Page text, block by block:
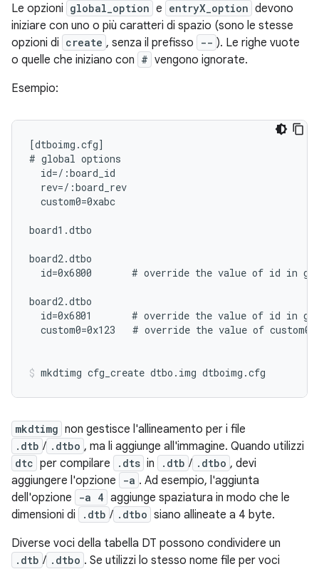
Le opzioni global_option e entryX_option devono
iniziare con uno o più caratteri di spazio (sono le stesse
opzioni di create , senza il prefisso -- ). Le righe vuote
o quelle che iniziano con # vengono ignorate.
Esempio:
[dtboimg.cfg]
# global options
  id=/:board_id
  rev=/:board_rev
  custom0=0xabc
board1.dtbo
board2.dtbo
id=0x6800       # override the value of id in
board2.dtbo
id=0x6801       # override the value of id in
custom0=0x123   # override the value of custom0
mkdtimg cfg_create dtbo.img dtboimg.cfg
mkdtimg non gestisce l'allineamento per i file
.dtb / .dtbo , ma li aggiunge all'immagine. Quando utilizzi
dtc per compilare .dts in .dtb / .dtbo , devi
aggiungere l'opzione
-a . Ad esempio, l'aggiunta
dell'opzione
-a 4 aggiunge spaziatura in modo che le
dimensioni di
.dtb / .dtbo siano allineate a 4 byte.
Diverse voci della tabella DT possono condividere un
.dtb / .dtbo . Se utilizzi lo stesso nome file per voci